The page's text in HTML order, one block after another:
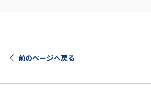
前のページへ戻る